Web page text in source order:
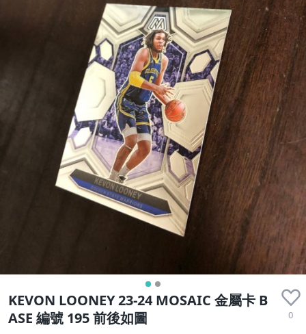
KEVON LOONEY 23-24 MOSAIC 金屬卡 B
ASE 編號 195 前後如圖
0